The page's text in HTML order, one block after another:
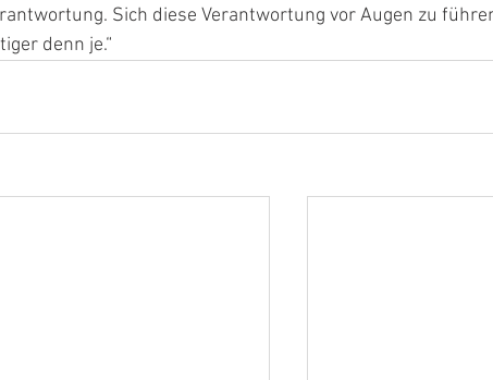
Sich diese Verantwortung vor Augen zu
denn je.“